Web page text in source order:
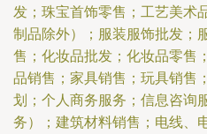
发；珠宝首饰零售；工艺美术
制品除外）；服装服饰批发；
售；化妆品批发；化妆品零售
品销售；家具销售；玩具销售
划；个人商务服务；信息咨询
务）；建筑材料销售；电线、